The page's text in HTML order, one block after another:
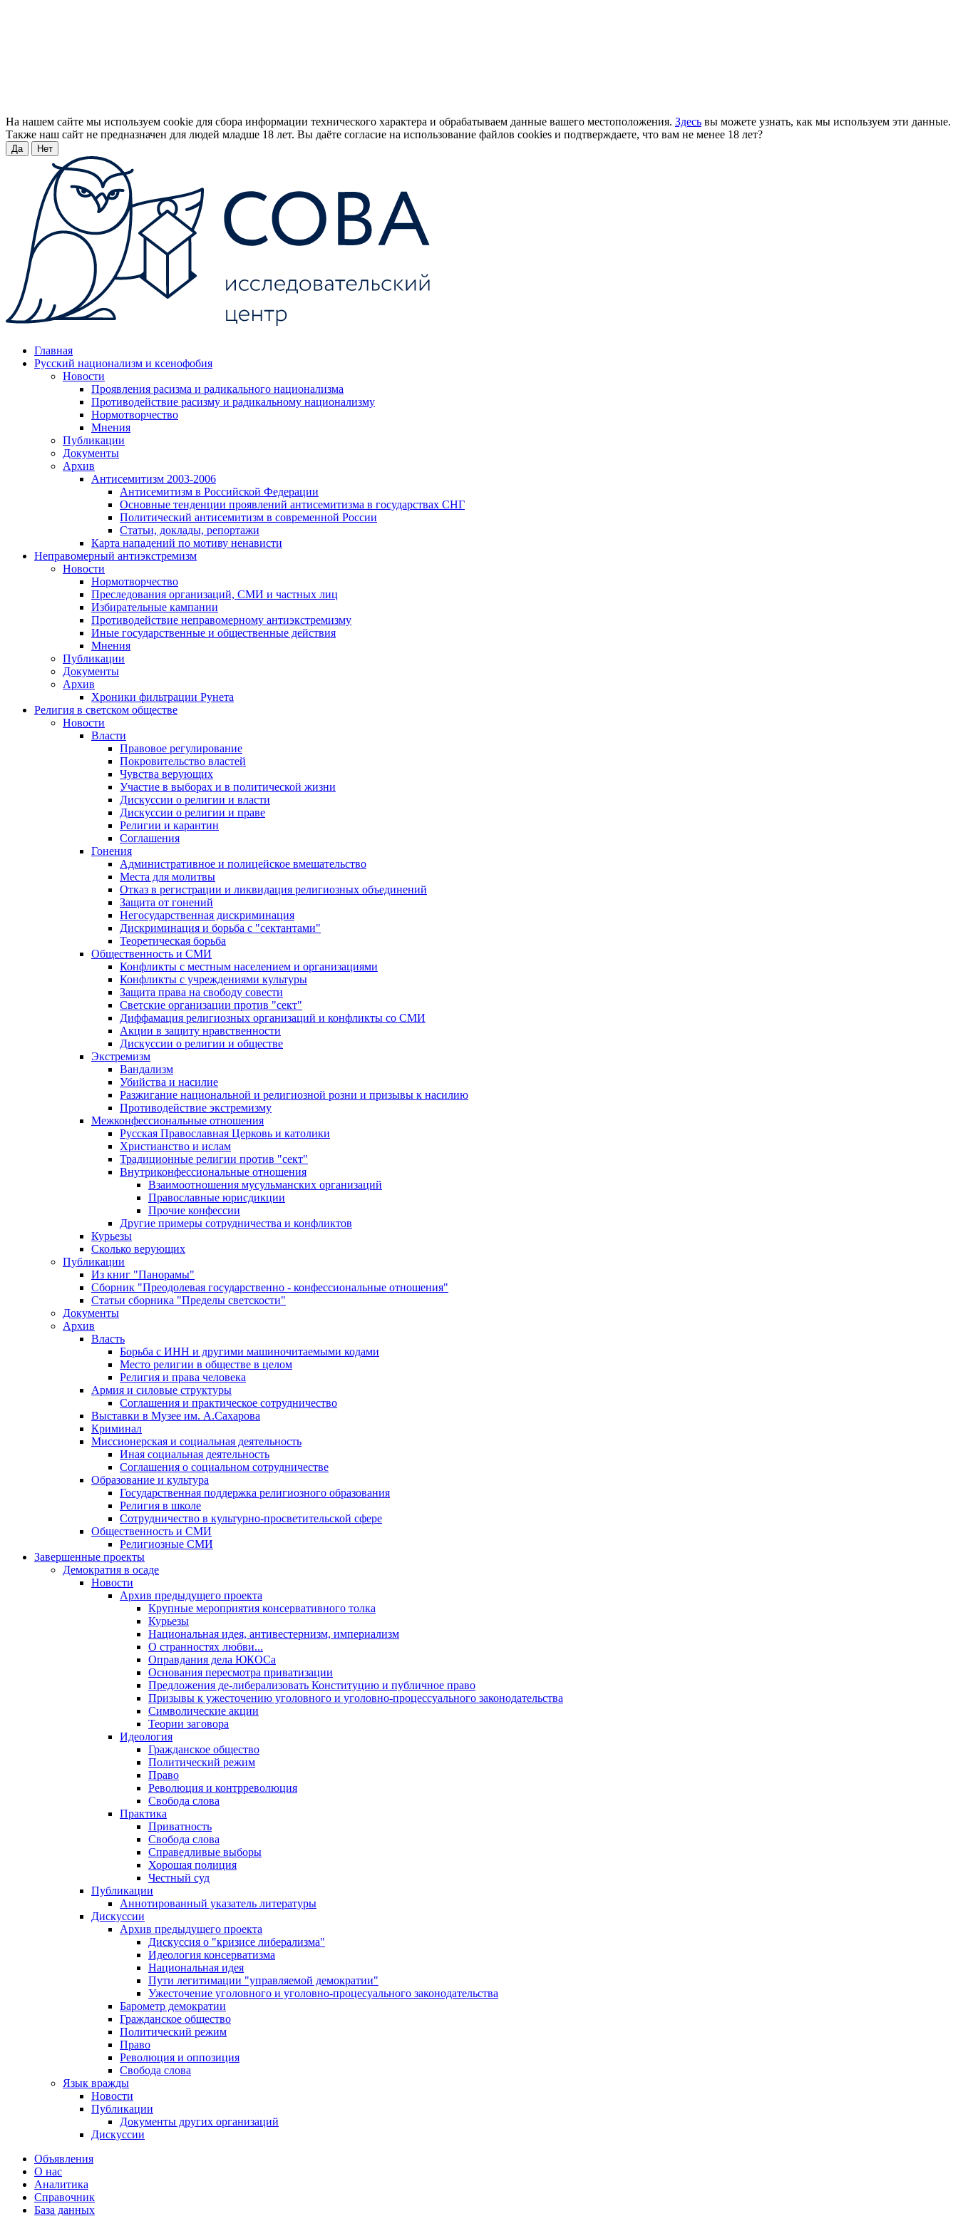
На нашем сайте мы используем cookie для сбора информации технического характера и обрабатываем данные вашего местоположения. Здесь вы можете узнать, как мы используем эти данные.
Также наш сайт не предназначен для людей младше 18 лет. Вы даёте согласие на использование файлов cookies и подтверждаете, что вам не менее 18 лет?
Да Нет
Главная
Русский национализм и ксенофобия
Новости
Проявления расизма и радикального национализма
Противодействие расизму и радикальному национализму
Нормотворчество
Мнения
Публикации
Документы
Архив
Антисемитизм 2003-2006
Антисемитизм в Российской Федерации
Основные тенденции проявлений антисемитизма в государствах СНГ
Политический антисемитизм в современной России
Статьи, доклады, репортажи
Карта нападений по мотиву ненависти
Неправомерный антиэкстремизм
Новости
Нормотворчество
Преследования организаций, СМИ и частных лиц
Избирательные кампании
Противодействие неправомерному антиэкстремизму
Иные государственные и общественные действия
Мнения
Публикации
Документы
Архив
Хроники фильтрации Рунета
Религия в светском обществе
Новости
Власти
Правовое регулирование
Покровительство властей
Чувства верующих
Участие в выборах и в политической жизни
Дискуссии о религии и власти
Дискуссии о религии и праве
Религии и карантин
Соглашения
Гонения
Административное и полицейское вмешательство
Места для молитвы
Отказ в регистрации и ликвидация религиозных объединений
Защита от гонений
Негосударственная дискриминация
Дискриминация и борьба с "сектантами"
Теоретическая борьба
Общественность и СМИ
Конфликты с местным населением и организациями
Конфликты с учреждениями культуры
Защита права на свободу совести
Светские организации против "сект"
Диффамация религиозных организаций и конфликты со СМИ
Акции в защиту нравственности
Дискуссии о религии и обществе
Экстремизм
Вандализм
Убийства и насилие
Разжигание национальной и религиозной розни и призывы к насилию
Противодействие экстремизму
Межконфессиональные отношения
Русская Православная Церковь и католики
Христианство и ислам
Традиционные религии против "сект"
Внутриконфессиональные отношения
Взаимоотношения мусульманских организаций
Православные юрисдикции
Прочие конфессии
Другие примеры сотрудничества и конфликтов
Курьезы
Сколько верующих
Публикации
Из книг "Панорамы"
Сборник "Преодолевая государственно - конфессиональные отношения"
Статьи сборника "Пределы светскости"
Документы
Архив
Власть
Борьба с ИНН и другими машиночитаемыми кодами
Место религии в обществе в целом
Религия и права человека
Армия и силовые структуры
Соглашения и практическое сотрудничество
Выставки в Музее им. А.Сахарова
Криминал
Миссионерская и социальная деятельность
Иная социальная деятельность
Соглашения о социальном сотрудничестве
Образование и культура
Государственная поддержка религиозного образования
Религия в школе
Сотрудничество в культурно-просветительской сфере
Общественность и СМИ
Религиозные СМИ
Завершенные проекты
Демократия в осаде
Новости
Архив предыдущего проекта
Крупные мероприятия консервативного толка
Курьезы
Национальная идея, антивестернизм, империализм
О странностях любви...
Оправдания дела ЮКОСа
Основания пересмотра приватизации
Предложения де-либерализовать Конституцию и публичное право
Призывы к ужесточению уголовного и уголовно-процессуального законодательства
Символические акции
Теории заговора
Идеология
Гражданское общество
Политический режим
Право
Революция и контрреволюция
Свобода слова
Практика
Приватность
Свобода слова
Справедливые выборы
Хорошая полиция
Честный суд
Публикации
Аннотированный указатель литературы
Дискуссии
Архив предыдущего проекта
Дискуссия о "кризисе либерализма"
Идеология консерватизма
Национальная идея
Пути легитимации "управляемой демократии"
Ужесточение уголовного и уголовно-процесуального законодательства
Барометр демократии
Гражданское общество
Политический режим
Право
Революция и оппозиция
Свобода слова
Язык вражды
Новости
Публикации
Документы других организаций
Дискуссии
Объявления
О нас
Аналитика
Справочник
База данных